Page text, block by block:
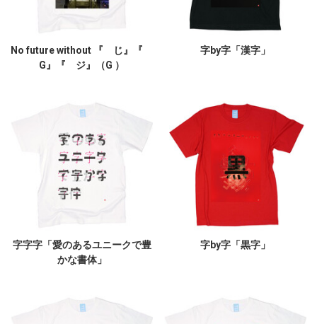
No future without 『 じ』『
G』『 ジ』（G ）
字by字「漢字」
字字字「愛のあるユニークで豊
かな書体」
字by字「黒字」